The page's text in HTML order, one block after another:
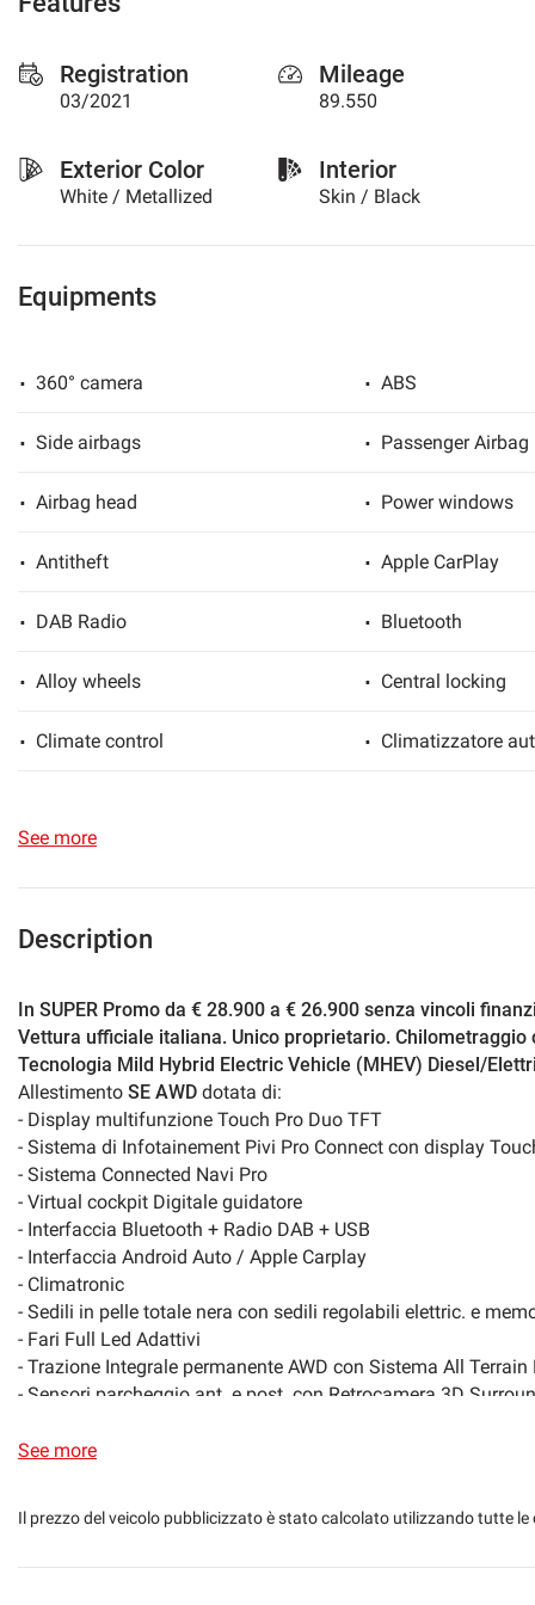
Registration
03/2021
Mileage
89.550
Exterior Color
White / Metallized
Interior
Skin / Black
Equipments
360° camera ABS
Side airbags Passenger Airbag
Airbag head Power windows
Antitheft Apple CarPlay
DAB Radio Bluetooth
Alloy wheels Central locking
Climate control Climatizzatore
Leather interior Isofix
Limitatore di velocità
Tire pressure monitoring MP3
Tailgate electric rear
Front parking sensors
Navigation system Sistema di
Start / Stop Automatic
Camera for valet parking Touch screen
See more
Description
In SUPER Promo da € 28.900 a € 26.900 senza vincoli
Vettura ufficiale italiana. Unico proprietario. Chilometraggio
Tecnologia Mild Hybrid Electric Vehicle (MHEV) Diesel/
Allestimento SE AWD dotata di:
- Display multifunzione Touch Pro Duo TFT
- Sistema di Infotainement Pivi Pro Connect con display
- Sistema Connected Navi Pro
- Virtual cockpit Digitale guidatore
- Interfaccia Bluetooth + Radio DAB + USB
- Interfaccia Android Auto / Apple Carplay
- Climatronic
- Sedili in pelle totale nera con sedili regolabili elettric. e
- Fari Full Led Adattivi
- Trazione Integrale permanente AWD con Sistema All Terrain
- Sensori parcheggio ant. e post. con Retrocamera 3D
- Volante multifunzione in pelle con Paddles
- Vetri privacy
See more
Il prezzo del veicolo pubblicizzato è stato calcolato utilizzando tutte
to
You
your
choices
time.
User experience improvement cookies